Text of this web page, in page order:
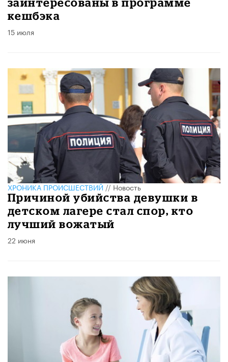
кешбэка
15 июля
ХРОНИКА ПРОИСШЕСТВИЙ//Новость
Причиной убийства девушки в
детском лагере стал спор, кто
лучший вожатый
22 июня